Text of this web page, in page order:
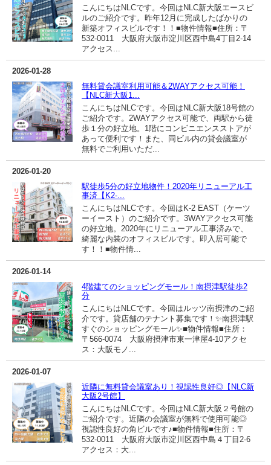
こんにちはNLCです。今回はNLC新大阪エースビ
ルのご紹介です。昨年12月に完成したばかりの
新築オフィスビルです！！■物件情報■住所：〒
532-0011 大阪府大阪市淀川区西中島4丁目2-14
アクセス...
2026-01-28
無料貸会議室利用可能＆2WAYアクセス可能！
【NLC新大阪1...
こんにちはNLCです。今回はNLC新大阪18号館の
ご紹介です。2WAYアクセス可能で、両駅から徒
歩１分の好立地。1階にコンビニエンスストアが
あって便利です！また、同ビル内の貸会議室が
無料でご利用いただ...
2026-01-20
駅徒歩5分の好立地物件！2020年リニューアル工
事済【K2-...
こんにちはNLCです。今回はK-2 EAST（ケーツ
ーイースト）のご紹介です。3WAYアクセス可能
の好立地。2020年にリニューアル工事済みで、
綺麗な内装のオフィスビルです。即入居可能で
す！！■物件情...
2026-01-14
4階建てのショッピングモール！南摂津駅徒歩2
分
こんにちはNLCです。今回はルッツ南摂津のご紹
介です。貸店舗のテナント募集です！✨南摂津駅
すぐのショッピングモール✨■物件情報■住所：
〒566-0074 大阪府摂津市東一津屋4-10アクセ
ス：大阪モノ...
2026-01-07
近隣に無料貸会議室あり！視認性良好◎【NLC新
大阪2号館】
こんにちはNLCです。今回はNLC新大阪２号館の
ご紹介です。近隣の会議室が無料で使用可能◎
視認性良好の角ビルです♪■物件情報■住所：〒
532-0011 大阪府大阪市淀川区西中島４丁目2-6
アクセス：大...